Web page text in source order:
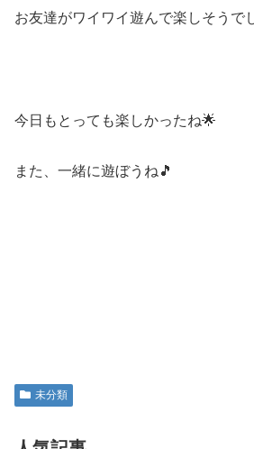
お友達がワイワイ遊んで楽しそうで
今日もとっても楽しかったね🌟
また、一緒に遊ぼうね🎵
未分類